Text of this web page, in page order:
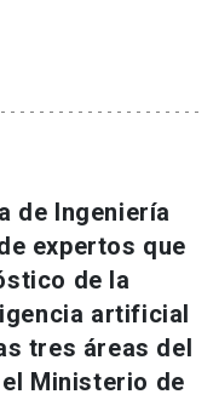
de Ingeniería
expertos que
de la
artificial
tres áreas del
Ministerio de